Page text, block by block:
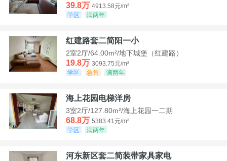
39.8万 4913.58元/m²
学区
满两年
红建路套二简阳一小
2室2厅/64.00m²/地下城堡（红建路）
19.8万 3093.75元/m²
学区
急售 满两年
海上花园电梯洋房
3室2厅/127.80m²/海上花园一二期
68.8万 5383.41元/m²
学区
满两年
河东新区套二简装带家具家电